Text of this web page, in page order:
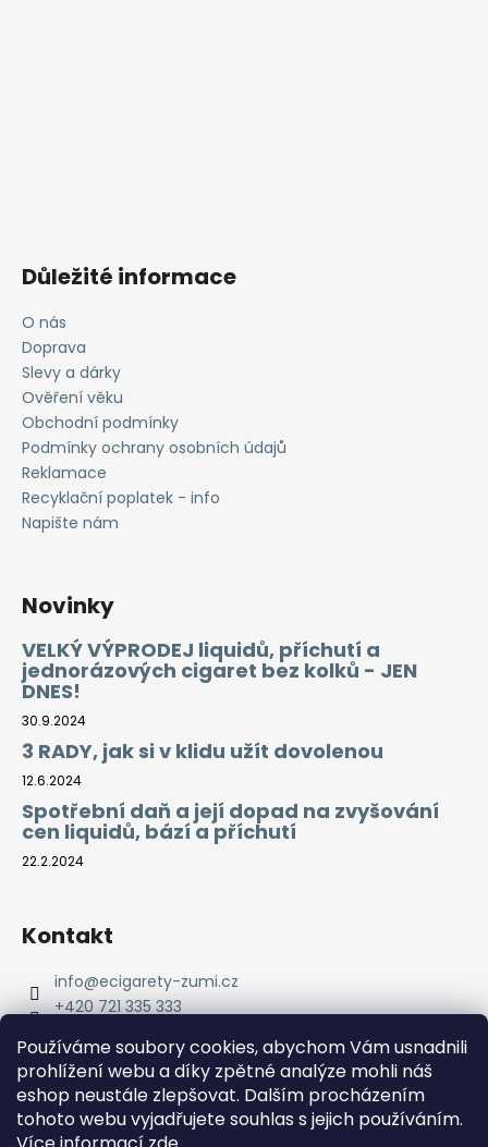
Používáme soubory cookies, abychom Vám usnadnili
prohlížení webu a díky zpětné analýze mohli náš
eshop neustále zlepšovat. Dalším procházením
tohoto webu vyjadřujete souhlas s jejich používáním.
Důležité informace
O nás
Doprava
Slevy a dárky
Ověření věku
Obchodní podmínky
Podmínky ochrany osobních údajů
Reklamace
Recyklační poplatek - info
Napište nám
Novinky
VELKÝ VÝPRODEJ liquidů, příchutí a
jednorázových cigaret bez kolků - JEN
DNES!
30.9.2024
3 RADY, jak si v klidu užít dovolenou
12.6.2024
Spotřební daň a její dopad na zvyšování
cen liquidů, bází a příchutí
22.2.2024
Kontakt
info@ecigarety-zumi.cz
+420 721 335 333